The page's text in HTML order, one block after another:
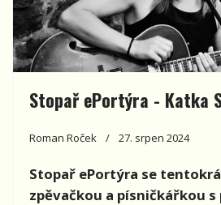
Stopař ePortýra - Katka
Roman Roček 27. srpen 2024
Stopař ePortýra se
zpěvačkou a písničkářkou s